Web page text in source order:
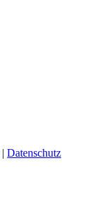
|Datenschutz